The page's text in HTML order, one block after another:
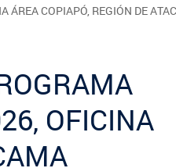
ÁREA COPIAPÓ, REGIÓN DE
OFICINA